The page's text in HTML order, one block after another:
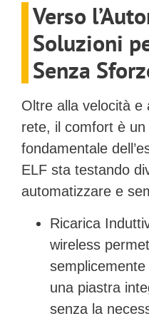
Verso
Soluzioni
Senza
Oltre alla velocità e
rete, il comfort è
fondamentale
ELF sta testando
automatizzare e
Ricarica
wireless
una piastra
senza la